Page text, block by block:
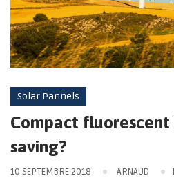
Solar Pannels
Compact
saving?
10 SEPTEMBRE 2018 ARNAUD